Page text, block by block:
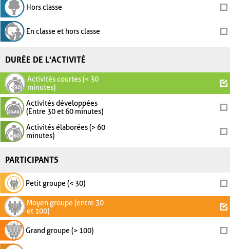
Hors classe
En classe et hors classe
DURÉE DE L'ACTIVITÉ
Activités courtes (< 30
minutes)
Activités développées
(Entre 30 et 60 minutes)
Activités élaborées (> 60
minutes)
PARTICIPANTS
Petit groupe (< 30)
Moyen groupe (entre 30
et 100)
Grand groupe (> 100)